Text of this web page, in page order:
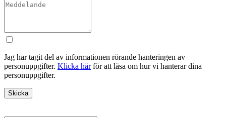
Jag har tagit del av informationen rörande hanteringen av
personuppgifter. Klicka härför att läsa om hur vi hanterar dina
personuppgifter.